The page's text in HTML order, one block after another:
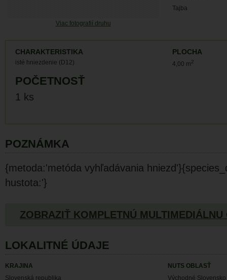
Viac fotografií druhu
Tajba
CHARAKTERISTIKA
isté hniezdenie (D12)
PLOCHA
4,00 m2
POČETNOSŤ
1 ks
POZNÁMKA
{metoda:'metóda vyhľadávania
hustota:'}
ZOBRAZIŤ KOMPLETNÚ MULTIMEDIÁLNU
LOKALITNÉ ÚDAJE
KRAJINA
Slovenská republika
NUTS OBLASŤ
Východné Slovensko